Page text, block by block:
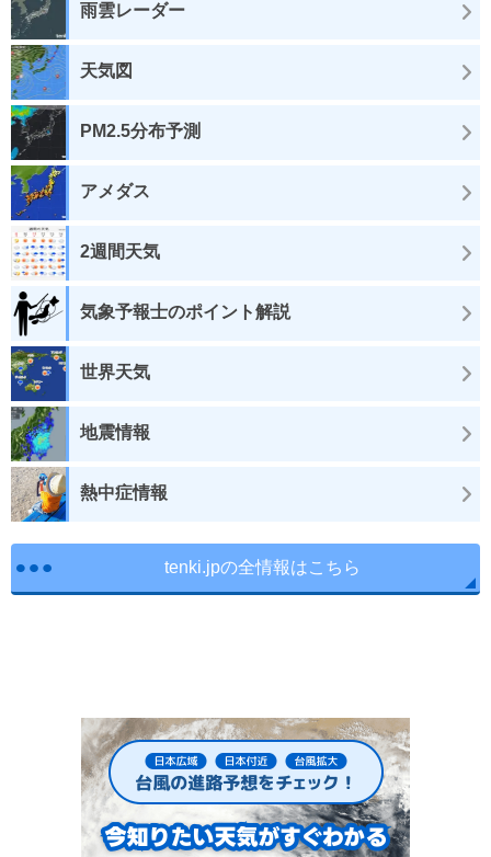
雨雲レーダー
天気図
PM2.5分布予測
アメダス
2週間天気
気象予報士のポイント解説
世界天気
地震情報
熱中症情報
tenki.jpの全情報はこちら